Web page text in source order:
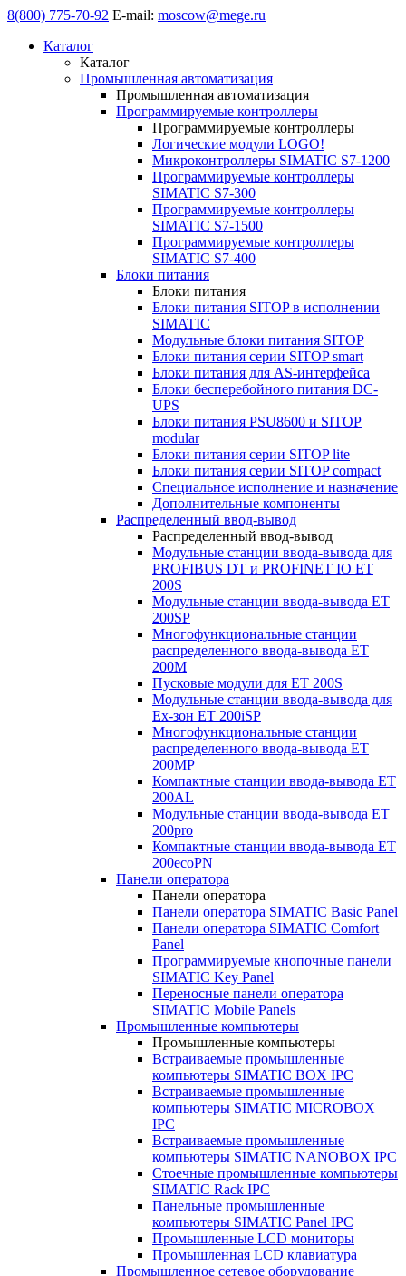
8(800) 775-70-92 E-mail: moscow@mege.ru
Каталог
Каталог
Промышленная автоматизация
Промышленная автоматизация
Программируемые контроллеры
Программируемые контроллеры
Логические модули LOGO!
Микроконтроллеры SIMATIC S7-1200
Программируемые контроллеры
SIMATIC S7-300
Программируемые контроллеры
SIMATIC S7-1500
Программируемые контроллеры
SIMATIC S7-400
Блоки питания
Блоки питания
Блоки питания SITOP в исполнении
SIMATIC
Модульные блоки питания SITOP
Блоки питания серии SITOP smart
Блоки питания для AS-интерфейса
Блоки бесперебойного питания DC-
UPS
Блоки питания PSU8600 и SITOP
modular
Блоки питания серии SITOP lite
Блоки питания серии SITOP compact
Специальное исполнение и назначение
Дополнительные компоненты
Распределенный ввод-вывод
Распределенный ввод-вывод
Модульные станции ввода-вывода для
PROFIBUS DT и PROFINET IO ET
200S
Модульные станции ввода-вывода ET
200SP
Многофункциональные станции
распределенного ввода-вывода ET
200M
Пусковые модули для ET 200S
Модульные станции ввода-вывода для
Ex-зон ET 200iSP
Многофункциональные станции
распределенного ввода-вывода ET
200MP
Компактные станции ввода-вывода ET
200AL
Модульные станции ввода-вывода ET
200pro
Компактные станции ввода-вывода ET
200ecoPN
Панели оператора
Панели оператора
Панели оператора SIMATIC Basic Panel
Панели оператора SIMATIC Comfort
Panel
Программируемые кнопочные панели
SIMATIC Key Panel
Переносные панели оператора
SIMATIC Mobile Panels
Промышленные компьютеры
Промышленные компьютеры
Встраиваемые промышленные
компьютеры SIMATIC BOX IPC
Встраиваемые промышленные
компьютеры SIMATIC MICROBOX
IPC
Встраиваемые промышленные
компьютеры SIMATIC NANOBOX IPC
Стоечные промышленные компьютеры
SIMATIC Rack IPC
Панельные промышленные
компьютеры SIMATIC Panel IPC
Промышленные LCD мониторы
Промышленная LCD клавиатура
Промышленное сетевое оборудование